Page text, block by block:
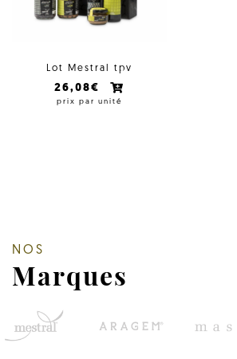
Lot Mestral tpv
26,08€
prix par unité
NOS
Marques